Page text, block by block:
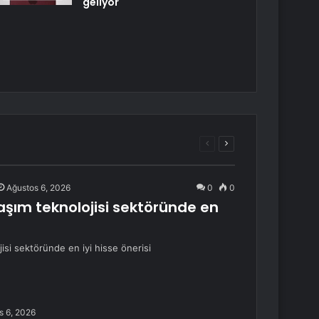
ÖncekiSonraki
Ağustos 6, 2026 0 0
teknolojisi sektöründe en
sektöründe en iyi hisse önerisi
6, 2026